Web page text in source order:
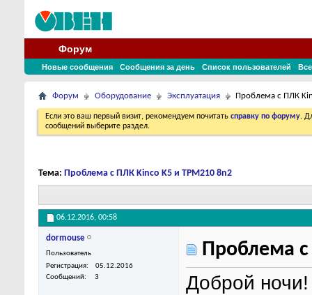
Форум
Новые сообщения Сообщения за день Список пользователей
Форум Оборудование Эксплуатация Проблема с ПЛК
Если это ваш первый визит, рекомендуем почитать справку по форуму.
сообщений выберите раздел.
Тема: Проблема с ПЛК Kinco K5 и ТРМ210 8n2
06.12.2016, 00:58
dormouse
Пользователь
Регистрация
05.12.2016
Сообщений
3
Проблема
Доброй ночи!